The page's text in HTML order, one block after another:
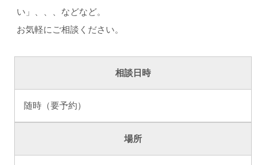
い」、、、などなど。
お気軽にご相談ください。
相談日時
随時（要予約）
場所